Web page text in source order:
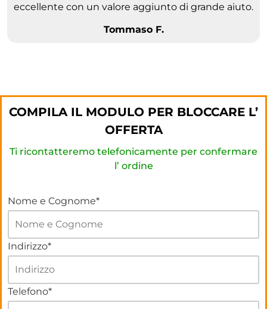
eccellente con un valore aggiunto di grande aiuto.
Tommaso F.
COMPILA IL MODULO PER BLOCCARE L’
OFFERTA
Ti ricontatteremo telefonicamente per confermare
l’ ordine
Nome e Cognome*
Indirizzo*
Telefono*